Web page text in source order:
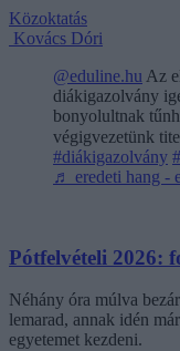
Közoktatás
Kovács Dóri
@eduline.hu Az
diákigazolvány
bonyolultnak
végigvezetünk
#diákigazolvány
♬ eredeti hang -
Pótfelvételi 2026:
Néhány óra múlva
lemarad, annak idén
egyetemet kezdeni.